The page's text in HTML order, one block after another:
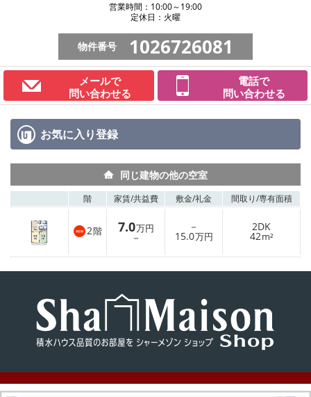
営業時間：10:00～19:00
定休日：火曜
物件番号 1026726081
メールで
問い合わせる
電話で
問い合わせる
お気に入り登録
同じ建物の他の空室
階 家賃/共益費 敷金/礼金 間取り/専有面積
2階 7.0万円
－
－
15.0万円
2DK
42m²